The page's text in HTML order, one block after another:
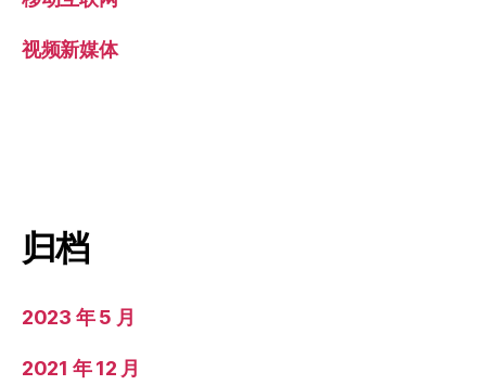
视频新媒体
归档
2023 年 5 月
2021 年 12 月